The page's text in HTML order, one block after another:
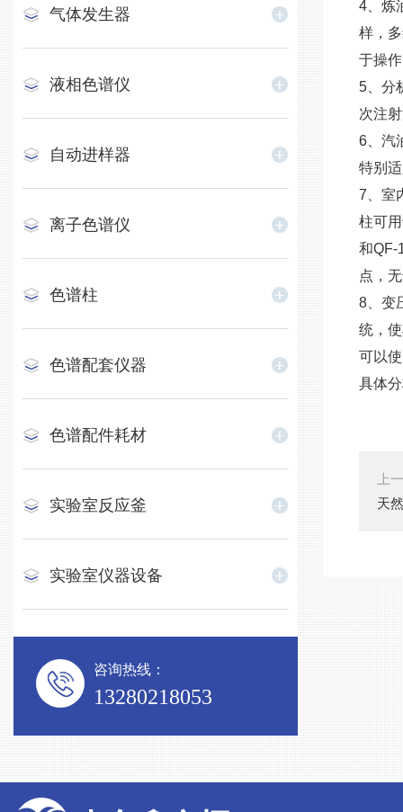
气体发生器
液相色谱仪
自动进样器
离子色谱仪
色谱柱
色谱配套仪器
色谱配件耗材
实验室反应釜
实验室仪器设备
咨询热线：
13280218053
4、炼
样，
于操
5、分
次注
6、汽
特别
7、室
柱可
和QF-
点，
8、变
统，
可以
具体
上
天